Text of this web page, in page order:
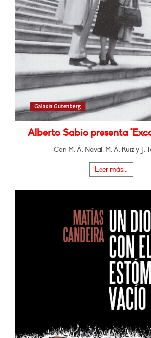
Alberto Sabio presenta
Con M. Á. Naval, M. Á. Ruiz y J.
Leer más...